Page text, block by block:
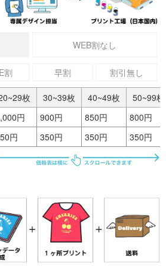
WEB割なし
割 早割 割引無し
枚 30~39枚 40~49枚
50~99枚
円 900円 850円
800円
円 350円 350円 350円